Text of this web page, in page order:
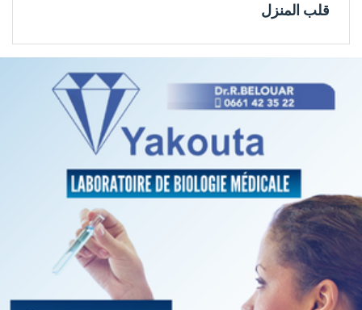
قلب المنزل